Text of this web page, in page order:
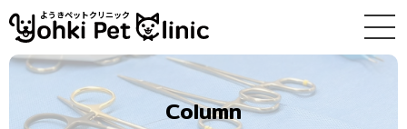
ようきペットクリニック
Column